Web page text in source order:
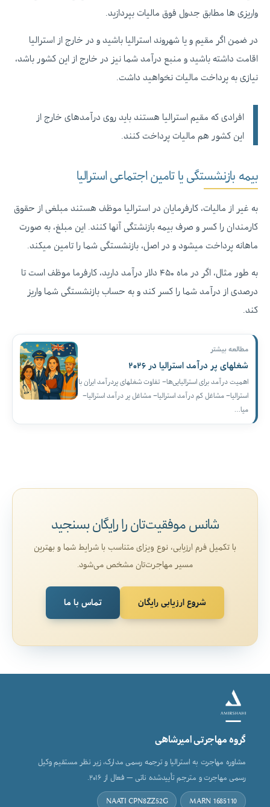
واریزی ها مطابق جدول فوق مالیات بپردازید.
در ضمن اگر مقیم و یا شهروند استرالیا باشید و در خارج از استرالیا
اقامت داشته باشید و منبع درآمد شما نیز در خارج از این کشور باشد،
نیازی به پرداخت مالیات نخواهید داشت.
افرادی که مقیم استرالیا هستند باید روی درآمدهای خارج از
این کشور هم مالیات پرداخت کنند.
بیمه بازنشستگی یا تامین اجتماعی استرالیا
به غیر از مالیات، کارفرمایان در استرالیا موظف هستند مبلغی از حقوق
کارمندان را کسر و صرف بیمه بازنشتگی آنها کنند. این مبلغ، به صورت
ماهانه پرداخت میشود و در اصل، بازنشستگی شما را تامین میکند.
به طور مثال، اگر در ماه ۴۵۰ دلار درآمد دارید، کارفرما موظف است تا
درصدی از درآمد شما را کسر کند و به حساب بازنشستگی شما واریز
کند.
مطالعه بیشتر
شغلهای پر درآمد استرالیا در ۲۰۲۶
اهمیت درآمد برای استرالیایی‌ها– تفاوت شغلهای پردرآمد ایران با
استرالیا– مشاغل کم درآمد استرالیا– مشاغل پر درآمد استرالیا–
میا…
شانس موفقیت‌تان را رایگان بسنجید
با تکمیل فرم ارزیابی، نوع ویزای متناسب با شرایط شما و بهترین
مسیر مهاجرت‌تان مشخص می‌شود.
شروع ارزیابی رایگان تماس با ما
گروه مهاجرتی امیرشاهی
مشاوره مهاجرت به استرالیا و ترجمه رسمی مدارک، زیر نظر مستقیم وکیل
رسمی مهاجرت و مترجم تأییدشده ناتی — فعال از ۲۰۱۶.
MARN 1685110
NAATI CPN8ZZ52G